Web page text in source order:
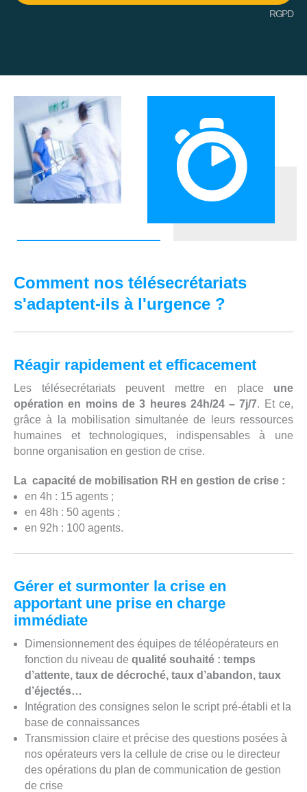
RGPD
Comment nos télésecrétariats
s'adaptent-ils à l'urgence ?
Réagir rapidement et efficacement
Les télésecrétariats peuvent mettre en place une
opération en moins de 3 heures 24h/24 – 7j/7. Et ce,
grâce à la mobilisation simultanée de leurs ressources
humaines et technologiques, indispensables à une
bonne organisation en gestion de crise.
La capacité de mobilisation RH en gestion de crise :
en 4h : 15 agents ;
en 48h : 50 agents ;
en 92h : 100 agents.
Gérer et surmonter la crise en
apportant une prise en charge
immédiate
Dimensionnement des équipes de téléopérateurs en
fonction du niveau de qualité souhaité : temps
d’attente, taux de décroché, taux d’abandon, taux
d’éjectés…
Intégration des consignes selon le script pré-établi et la
base de connaissances
Transmission claire et précise des questions posées à
nos opérateurs vers la cellule de crise ou le directeur
des opérations du plan de communication de gestion
de crise